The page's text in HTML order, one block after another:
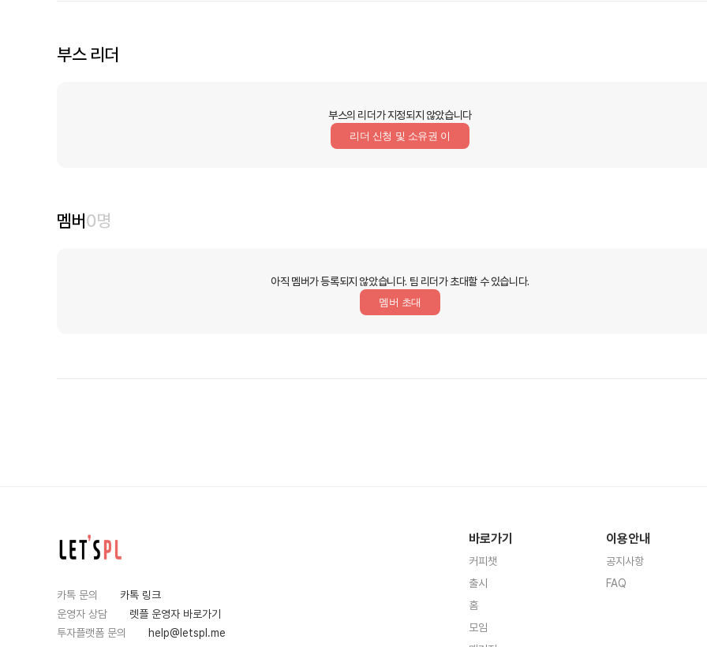
부스 리더
부스의 리더가 지정되지 않았습니다
리더 신청 및 소유권 이
멤버0명
아직 멤버가 등록되지 않았습니다. 팀 리더가 초대할 수 있습니다.
멤버 초대
카톡 문의
카톡 링크
운영자 상담
렛플 운영자 바로가기
투자플랫폼 문의
help@letspl.me
바로가기
커피챗
출시
홈
모임
이용안내
공지사항
FAQ